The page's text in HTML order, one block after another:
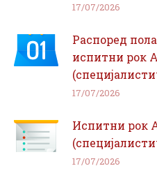
17/07/2026
Распоред
испитни рок
17/07/2026
Испитни рок
17/07/2026